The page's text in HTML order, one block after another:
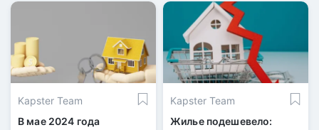
показатель упал на 18,6%.
Kapster Team
В мае 2024 года
Kapster Team
Жилье подешевело: